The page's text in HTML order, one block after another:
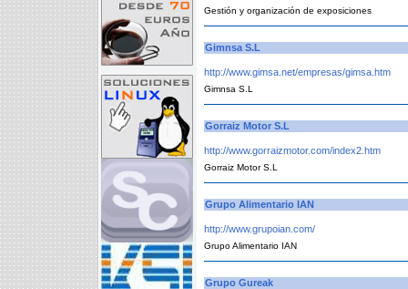
Gestión y organización de exposiciones
Gimnsa S.L
http://www.gimsa.net/empresas/gimsa.htm
Gimnsa S.L
Gorraiz Motor S.L
http://www.gorraizmotor.com/index2.htm
Gorraiz Motor S.L
Grupo Alimentario IAN
http://www.grupoian.com/
Grupo Alimentario IAN
Grupo Gureak